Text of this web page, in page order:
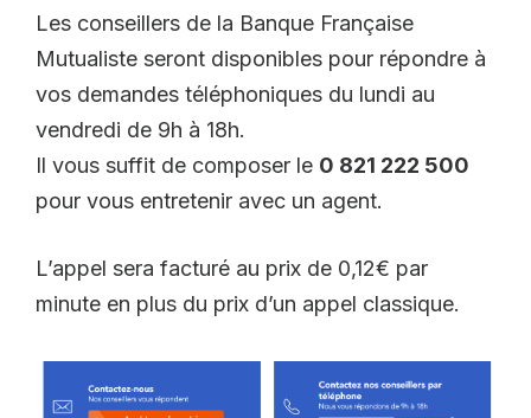
Les conseillers de la Banque Française
Mutualiste seront disponibles pour répondre à
vos demandes téléphoniques du lundi au
vendredi de 9h à 18h.
Il vous suffit de composer le 0 821 222 500
pour vous entretenir avec un agent.
L’appel sera facturé au prix de 0,12€ par
minute en plus du prix d’un appel classique.